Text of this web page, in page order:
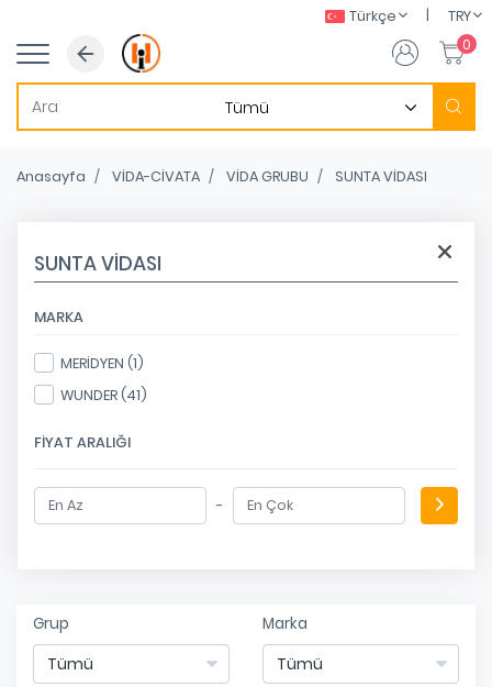
Türkçe |
TRY
0
Anasayfa VİDA-CİVATA VİDA GRUBU SUNTA VİDASI
SUNTA VİDASI
MARKA
MERİDYEN (1)
WUNDER (41)
FIYAT ARALIĞI
-
Grup Marka